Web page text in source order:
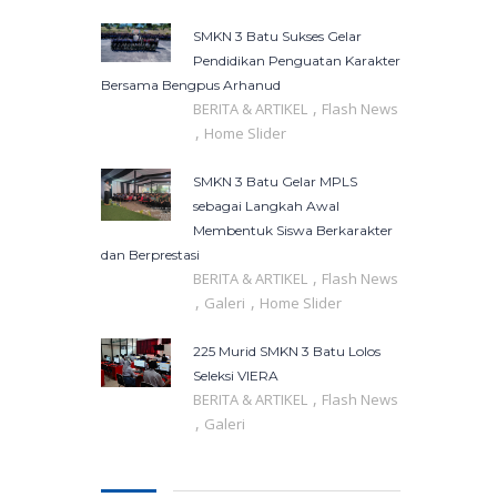
SMKN 3 Batu Sukses Gelar
Pendidikan Penguatan Karakter
Bersama Bengpus Arhanud
BERITA & ARTIKEL , Flash News
, Home Slider
SMKN 3 Batu Gelar MPLS
sebagai Langkah Awal
Membentuk Siswa Berkarakter
dan Berprestasi
BERITA & ARTIKEL , Flash News
, Galeri , Home Slider
225 Murid SMKN 3 Batu Lolos
Seleksi VIERA
BERITA & ARTIKEL , Flash News
, Galeri